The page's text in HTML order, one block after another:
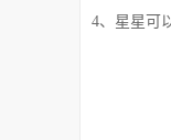
4、星星可